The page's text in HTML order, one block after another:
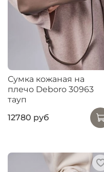
Сумка кожаная на
плечо Deboro 30963
тауп
12780 руб